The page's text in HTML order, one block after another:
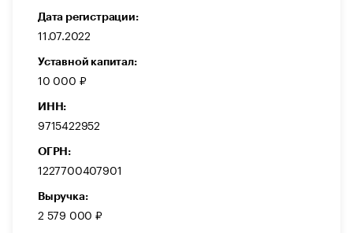
Дата регистрации:
11.07.2022
Уставной капитал:
10 000 ₽
ИНН:
9715422952
ОГРН:
1227700407901
Выручка:
2 579 000 ₽